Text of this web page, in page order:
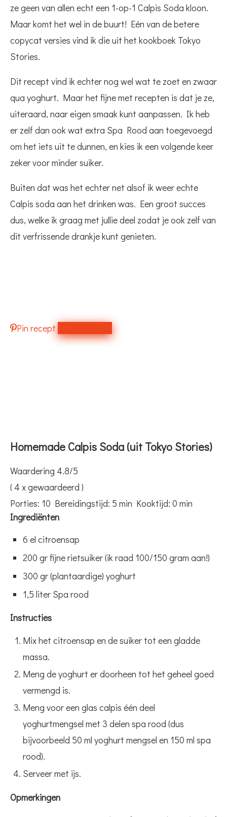
ze geen van allen echt een 1-op-1 Calpis Soda kloon.
Maar komt het wel in de buurt! Eén van de betere
copycat versies vind ik die uit het kookboek Tokyo
Stories.
Dit recept vind ik echter nog wel wat te zoet en zwaar
qua yoghurt. Maar het fijne met recepten is dat je ze,
uiteraard, naar eigen smaak kunt aanpassen. Ik heb
er zelf dan ook wat extra Spa Rood aan toegevoegd
om het iets uit te dunnen, en kies ik een volgende keer
zeker voor minder suiker.
Buiten dat was het echter net alsof ik weer echte
Calpis soda aan het drinken was. Een groot succes
dus, welke ik graag met jullie deel zodat je ook zelf van
dit verfrissende drankje kunt genieten.
Pin recept
Homemade Calpis Soda (uit Tokyo Stories)
Waardering 4.8/5
( 4 x gewaardeerd )
Porties: 10 Bereidingstijd: 5 min Kooktijd: 0 min
Ingrediënten
6 el citroensap
200 gr fijne rietsuiker (ik raad 100/150 gram aan!)
300 gr (plantaardige) yoghurt
1,5 liter Spa rood
Instructies
Mix het citroensap en de suiker tot een gladde
massa.
Meng de yoghurt er doorheen tot het geheel goed
vermengd is.
Meng voor een glas calpis één deel
yoghurtmengsel met 3 delen spa rood (dus
bijvoorbeeld 50 ml yoghurt mengsel en 150 ml spa
rood).
Serveer met ijs.
Opmerkingen